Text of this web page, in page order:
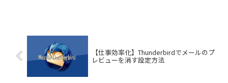
【仕事効率化】Thunderbirdでメールのプ
レビューを消す設定方法